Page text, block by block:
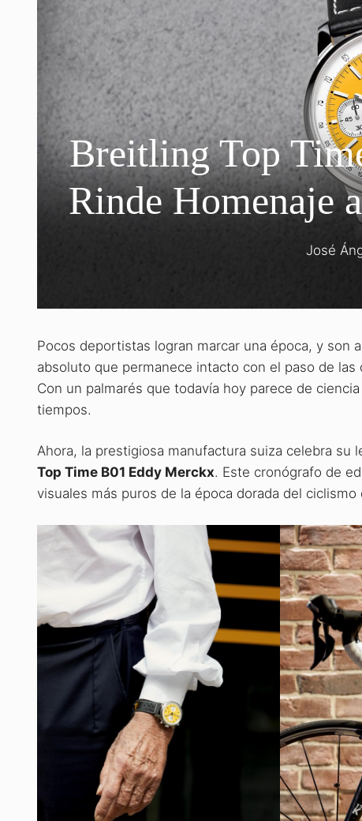
Breitling Top
Rinde Homenaje
José
Pocos deportistas logran marcar una época, y son
absoluto que permanece intacto con el paso de las
Con un palmarés que todavía hoy parece de
tiempos.
Ahora, la prestigiosa manufactura suiza celebra
Top Time B01 Eddy Merckx. Este cronógrafo de
visuales más puros de la época dorada del